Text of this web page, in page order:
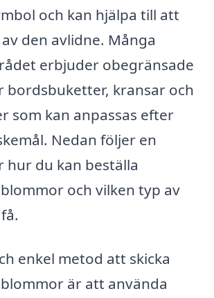
och kan hjälpa till att
den avlidne. Många
erbjuder obegränsade
bordsbuketter, kransar och
som kan anpassas efter
Nedan följer en
hur du kan beställa
och vilken typ av
enkel metod att skicka
är att använda